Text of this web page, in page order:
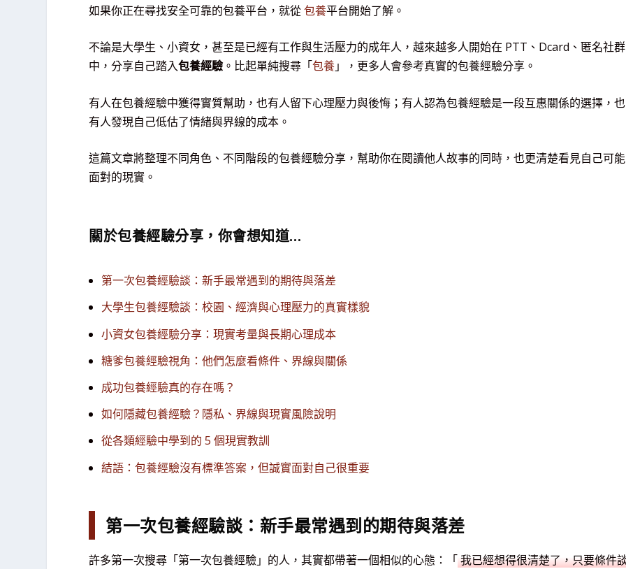
如果你正在尋找安全可靠的包養平台，就從包養平台開始了解。
不論是大學生、小資女，甚至是已經有工作與生活壓力的成年人，越來越多人開始在 PTT、Dcard、匿名社群
中，分享自己踏入包養經驗 。比起單純搜尋「包養」，更多人會參考真實的包養經驗分享。
有人在包養經驗中獲得實質幫助，也有人留下心理壓力與後悔；有人認為包養經驗是一段互惠關係的選擇，也
有人發現自己低估了情緒與界線的成本。
這篇文章將整理不同角色、不同階段的包養經驗分享，幫助你在閱讀他人故事的同時，也更清楚看見自己可能
面對的現實。
關於包養經驗分享，你會想知道…
第一次包養經驗談：新手最常遇到的期待與落差
大學生包養經驗談：校園、經濟與心理壓力的真實樣貌
小資女包養經驗分享：現實考量與長期心理成本
糖爹包養經驗視角：他們怎麼看條件、界線與關係
成功包養經驗真的存在嗎？
如何隱藏包養經驗？隱私、界線與現實風險說明
從各類經驗中學到的 5 個現實教訓
結語：包養經驗沒有標準答案，但誠實面對自己很重要
第一次包養經驗談：新手最常遇到的期待與落差
許多第一次搜尋「第一次包養經驗」的人，其實都帶著一個相似的心態：「我已經想得很清楚了，只要條件